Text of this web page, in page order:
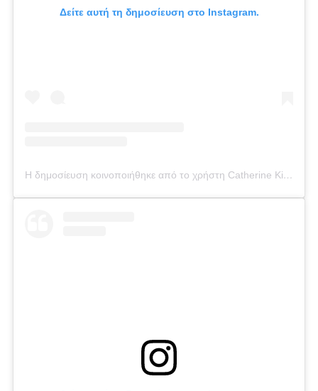
Δείτε αυτή τη δημοσίευση στο Instagram.
Η δημοσίευση κοινοποιήθηκε από το χρήστη Catherine Kikilia (@catherine_kikilia)